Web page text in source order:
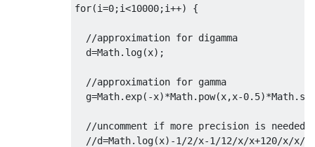
for(i=0;i<10000;i++) {
//approximation for digamma
  d
=Math. log(x);
//approximation for gamma
  g
=Math. exp(-x)*Math. pow(x,x-0.5)*Math.
//uncomment if more precision is needed
//d=Math.log(x)-1/2/x-1/12/x/x+120/x/x/